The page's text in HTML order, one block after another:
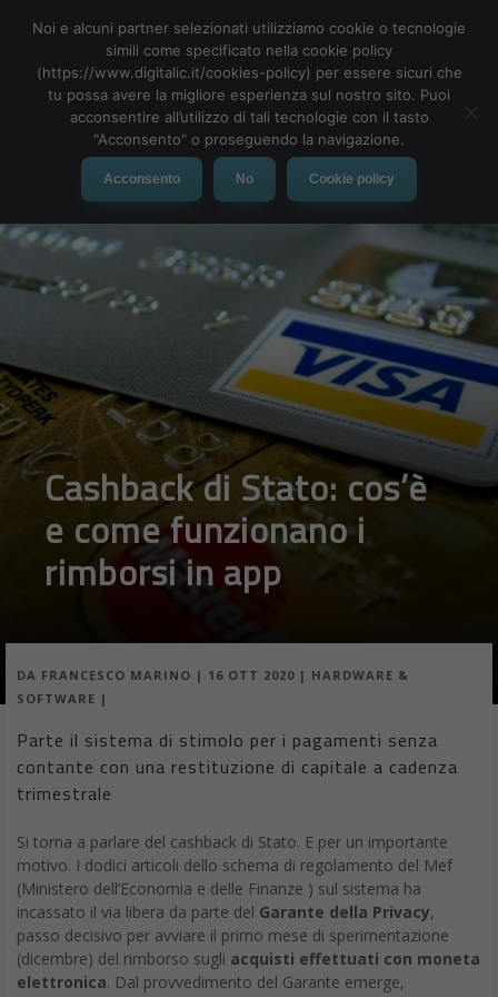
MENU
Cashback di Stato: cos’è
e come funzionano i
rimborsi in app
DA FRANCESCO MARINO | 16 OTT 2020 | HARDWARE &
SOFTWARE |
Parte il sistema di stimolo per i pagamenti senza
contante con una restituzione di capitale a cadenza
trimestrale
Si torna a parlare del cashback di Stato. E per un importante
motivo. I dodici articoli dello schema di regolamento del Mef
(Ministero dell’Economia e delle Finanze ) sul sistema ha
incassato il via libera da parte del Garante della Privacy,
passo decisivo per avviare il primo mese di sperimentazione
(dicembre) del rimborso sugli acquisti effettuati con moneta
elettronica. Dal provvedimento del Garante emerge,
Noi e alcuni partner selezionati utilizziamo cookie o tecnologie
simili come specificato nella cookie policy
(https://www.digitalic.it/cookies-policy) per essere sicuri che
tu possa avere la migliore esperienza sul nostro sito. Puoi
acconsentire all’utilizzo di tali tecnologie con il tasto
"Acconsento" o proseguendo la navigazione.
Acconsento No Cookie policy